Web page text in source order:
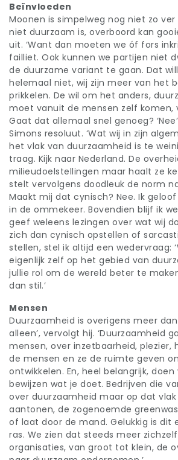
Beïnvloeden
Moonen is simpelweg nog niet zo
niet duurzaam is, overboord kan
uit. ‘Want dan moeten we óf fors
failliet. Ook kunnen we partijen niet
de duurzame variant te gaan. Dat
helemaal niet, wij zijn meer van het
prikkelen. De wil om het anders,
moet vanuit de mensen zelf komen,
Gaat dat allemaal snel genoeg?
Simons resoluut. ‘Wat wij in zijn
het vlak van duurzaamheid is te
traag. Kijk naar Nederland. De
milieudoelstellingen maar haalt ze
stelt vervolgens doodleuk de norm
Maakt mij dat cynisch? Nee. Ik
in de ommekeer. Bovendien blijf ik
geef weleens lezingen over wat wij
zich dan cynisch opstellen of
stellen, stel ik altijd een wedervraag:
eigenlijk zelf op het gebied van
jullie rol om de wereld beter te
dan stil.’
Mensen
Duurzaamheid is overigens meer
alleen’, vervolgt hij. ‘Duurzaamheid
mensen, over inzetbaarheid, plezier,
de mensen en ze de ruimte geven
ontwikkelen. En, heel belangrijk,
bewijzen wat je doet. Bedrijven die
over duurzaamheid maar op dat
aantonen, de zogenoemde
of laat door de mand. Gelukkig is dit
ras. We zien dat steeds meer
organisaties, van groot tot klein, de